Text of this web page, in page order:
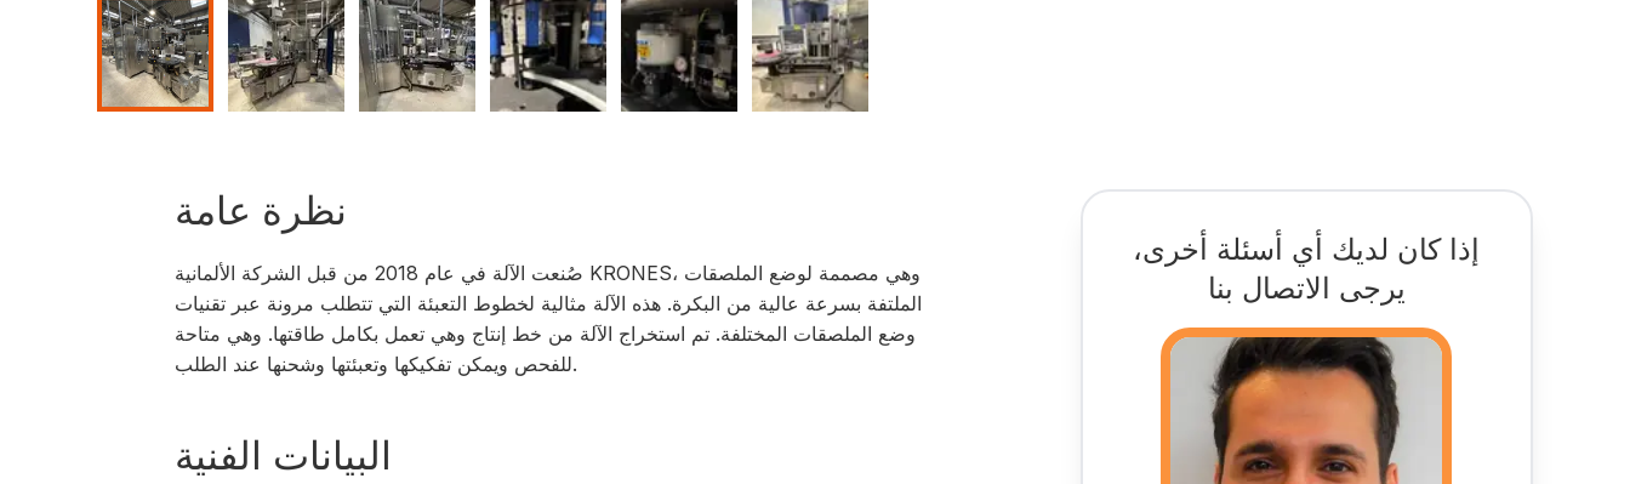
نظرة عامة
صُنعت الآلة في عام 2018 من قبل الشركة الألمانية KRONES، وهي مصممة لوضع الملصقات
الملتفة بسرعة عالية من البكرة. هذه الآلة مثالية لخطوط التعبئة التي تتطلب مرونة عبر تقنيات
وضع الملصقات المختلفة. تم استخراج الآلة من خط إنتاج وهي تعمل بكامل طاقتها. وهي متاحة
للفحص ويمكن تفكيكها وتعبئتها وشحنها عند الطلب.
البيانات الفنية
إذا كان لديك أي أسئلة أخرى،
يرجى الاتصال بنا